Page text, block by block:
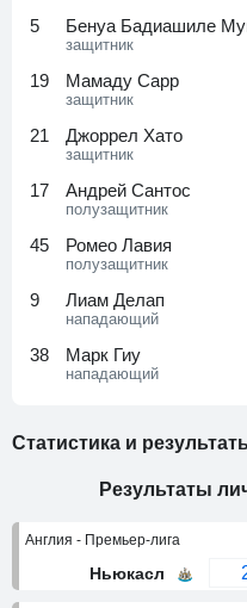
5 Бенуа Бадиашиле
защитник
19 Мамаду Сарр
защитник
21 Джоррел Хато
защитник
17 Андрей Сантос
полузащитник
45 Ромео Лавия
полузащитник
9 Лиам Делап
нападающий
38 Марк Гиу
нападающий
Статистика и
Результаты
Англия - Премьер-лига
Ньюкасл